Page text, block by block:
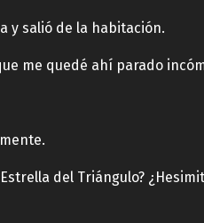
y salió de la habitación.
me quedé ahí parado
del Triángulo?